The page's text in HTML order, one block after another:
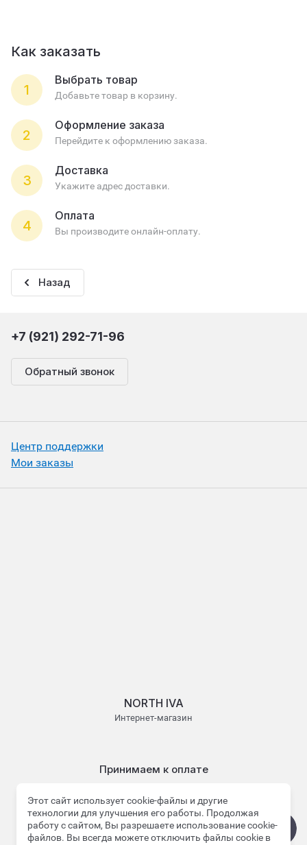
Как заказать
1
Выбрать товар
Добавьте товар в корзину.
2
Оформление заказа
Перейдите к оформлению заказа.
3
Доставка
Укажите адрес доставки.
4
Оплата
Вы производите онлайн-оплату.
Назад
+7 (921) 292-71-96
Обратный звонок
Центр поддержки
Мои заказы
NORTH IVA
Интернет-магазин
Принимаем к оплате
© 2022 - 2026 NORTH IVA
Этот сайт использует cookie-файлы и другие
технологии для улучшения его работы. Продолжая
работу с сайтом, Вы разрешаете использование cookie-
файлов. Вы всегда можете отключить файлы cookie в